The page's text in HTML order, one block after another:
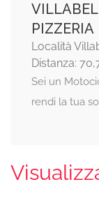
PIZZERIA
Località
Distanza:
Sei un
rendi la tua